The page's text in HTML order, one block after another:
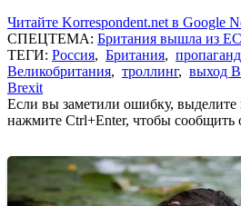
Читайте Korrespondent.net в Google
СПЕЦТЕМА: Британия вышла из ЕС
ТЕГИ: Россия, Британия,
Великобритания, троллинг, выход
Brexit
Если вы заметили ошибку, выделите
нажмите Ctrl+Enter, чтобы сообщить